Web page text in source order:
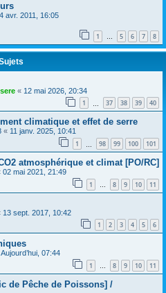
avr. 2011, 16:05
1 … 5 6 7 8
« 12 mai 2026, 20:34
1 37 38 39 40
climatique et effet de serre
« 11 janv. 2025, 10:41
1 98 99 100 101
atmosphérique et climat [PO/RC]
02 mai 2021, 21:49
1 … 8 9 10 11
13 sept. 2017, 10:42
1 2 3 4 5 6
Aujourd’hui, 07:44
1 … 8 9 10 11
de Pêche de Poissons] /